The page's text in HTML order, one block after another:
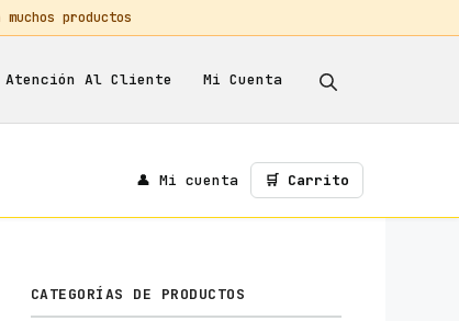
productos
Atención Al Cliente Mi Cuenta
👤 Mi cuenta 🛒 Carrito
CATEGORÍAS DE PRODUCTOS